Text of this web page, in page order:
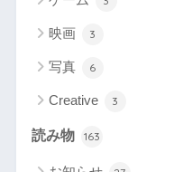
映画 3
写真 6
Creative 3
読み物 163